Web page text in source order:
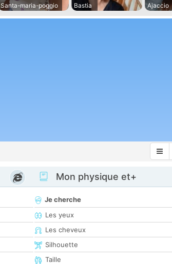
Santa-maria-poggio
Bastia
Ajaccio
Mon physique et+
Je cherche
Les yeux
Les cheveux
Silhouette
Taille